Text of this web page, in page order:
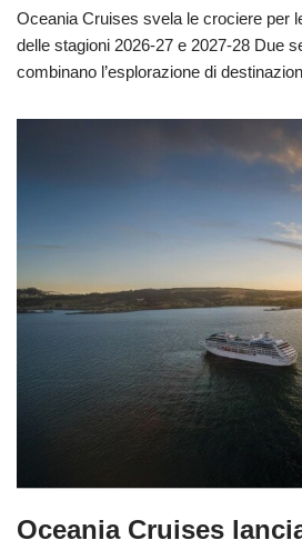
Oceania Cruises svela le crociere per
delle stagioni 2026-27 e 2027-28 Due
combinano l’esplorazione di
Oceania Cruises